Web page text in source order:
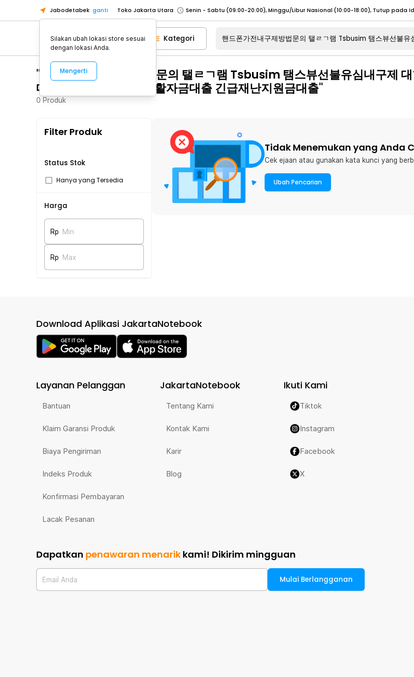
Jabodetabek ganti Toko Jakarta Utara
Toko Tangerang
Toko Cikupa
Pick n Go Jakarta Barat
Senin - Jumat (07:00 - 20:00), Sabtu - Minggu (08:00 - 20:00), Tutup pada
Pick n Go Bekasi
Senin - Jumat (08:00 - 20:00), Sabtu - Minggu/ Libur Nasional (08:00 - 17:00)
Pick n Go Depok
Senin - Jumat (08:00 - 20:00), Sabtu - Minggu/ Libur Nasional (08:00 - 17:00)
Pick n Go Jakarta Barat
Senin - Jumat (07:00 - 20:00), Sabtu - Minggu (08:00 - 20:00), Tutup pada
Senin - Jumat (08:00 - 20:00), Sabtu - Minggu/ Libur Nasional (08:00 - 17:00)
Kategori
"핸드폰가전내구제방법문의 탤ㄹㄱ램 Tsbusim 탬스뷰선불유심내구제
대출 음성군무소득자생활자금대출 긴급재난지원금대출"
0 Produk
Filter Produk
Status Stok
Hanya yang Tersedia
Harga
Rp Min
Rp Max
Tidak Menemukan yang Anda
Cek ejaan atau gunakan kata kunci yang
Ubah Pencarian
Download Aplikasi JakartaNotebook
Layanan Pelanggan
Bantuan
Klaim Garansi Produk
Biaya Pengiriman
Indeks Produk
Konfirmasi Pembayaran
Lacak Pesanan
JakartaNotebook
Tentang Kami
Kontak Kami
Karir
Blog
Ikuti Kami
Tiktok
Instagram
Facebook
X
Dapatkan penawaran menarik kami! Dikirim mingguan
Email Anda Mulai Berlangganan
Silakan ubah lokasi store sesuai
dengan lokasi Anda.
Mengerti